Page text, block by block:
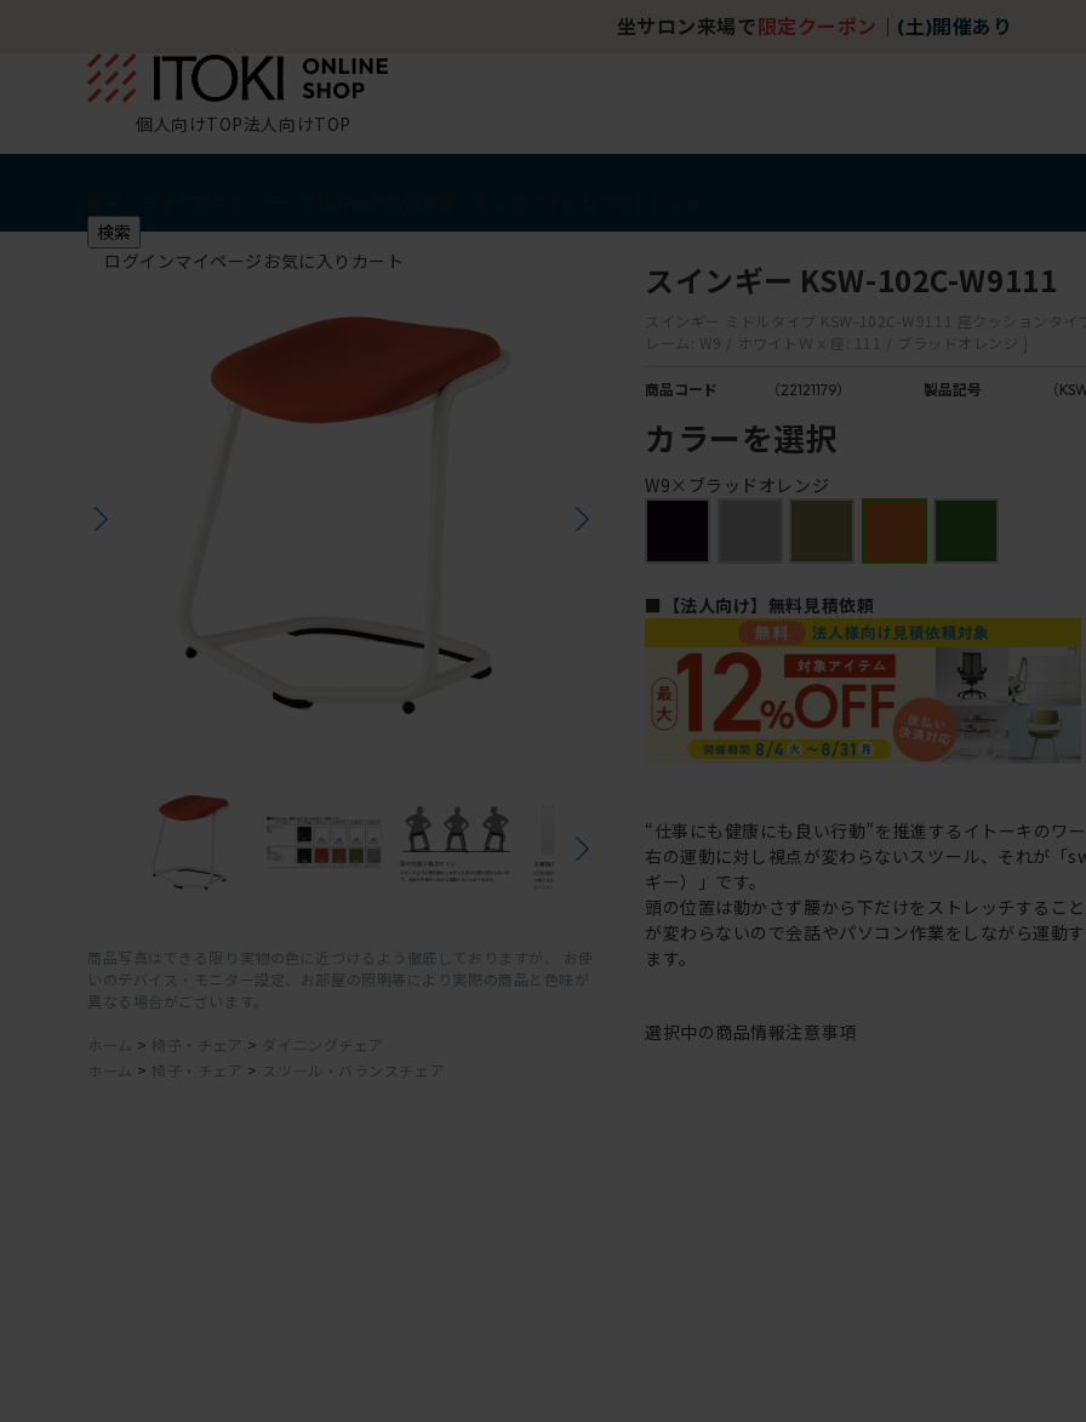
坐サロン来場で 限定クーポン (土)開催あり
個人向けTOP法人向けTOP
検索
ログインマイページ お気に入り カート
商品写真はできる限り実物の色に近づけるよう徹底しておりますが、 お使
いのデバイス・モニター設定、お部屋の照明等により実際の商品と色味が
異なる場合がございます。
ホーム > 椅子・チェア > ダイニングチェア
ホーム > 椅子・チェア > スツール・バランスチェア
スインギー KSW-102C-W9111
スインギー ミドルタイプ KSW-102C-W9111 座クッションタイ
レーム: W9 / ホワイトＷ x 座: 111 / ブラッドオレンジ ]
商品コード （22121179） 製品記号 （
カラーを選択
W9×ブラッドオレンジ
■【法人向け】無料見積依頼
“仕事にも健康にも良い行動”を推進するイトーキのワ
右の運動に対し視点が変わらないスツール、それが「
ギー）」です。
頭の位置は動かさず腰から下だけをストレッチするこ
が変わらないので会話やパソコン作業をしながら運動
ます。
選択中の商品情報注意事項